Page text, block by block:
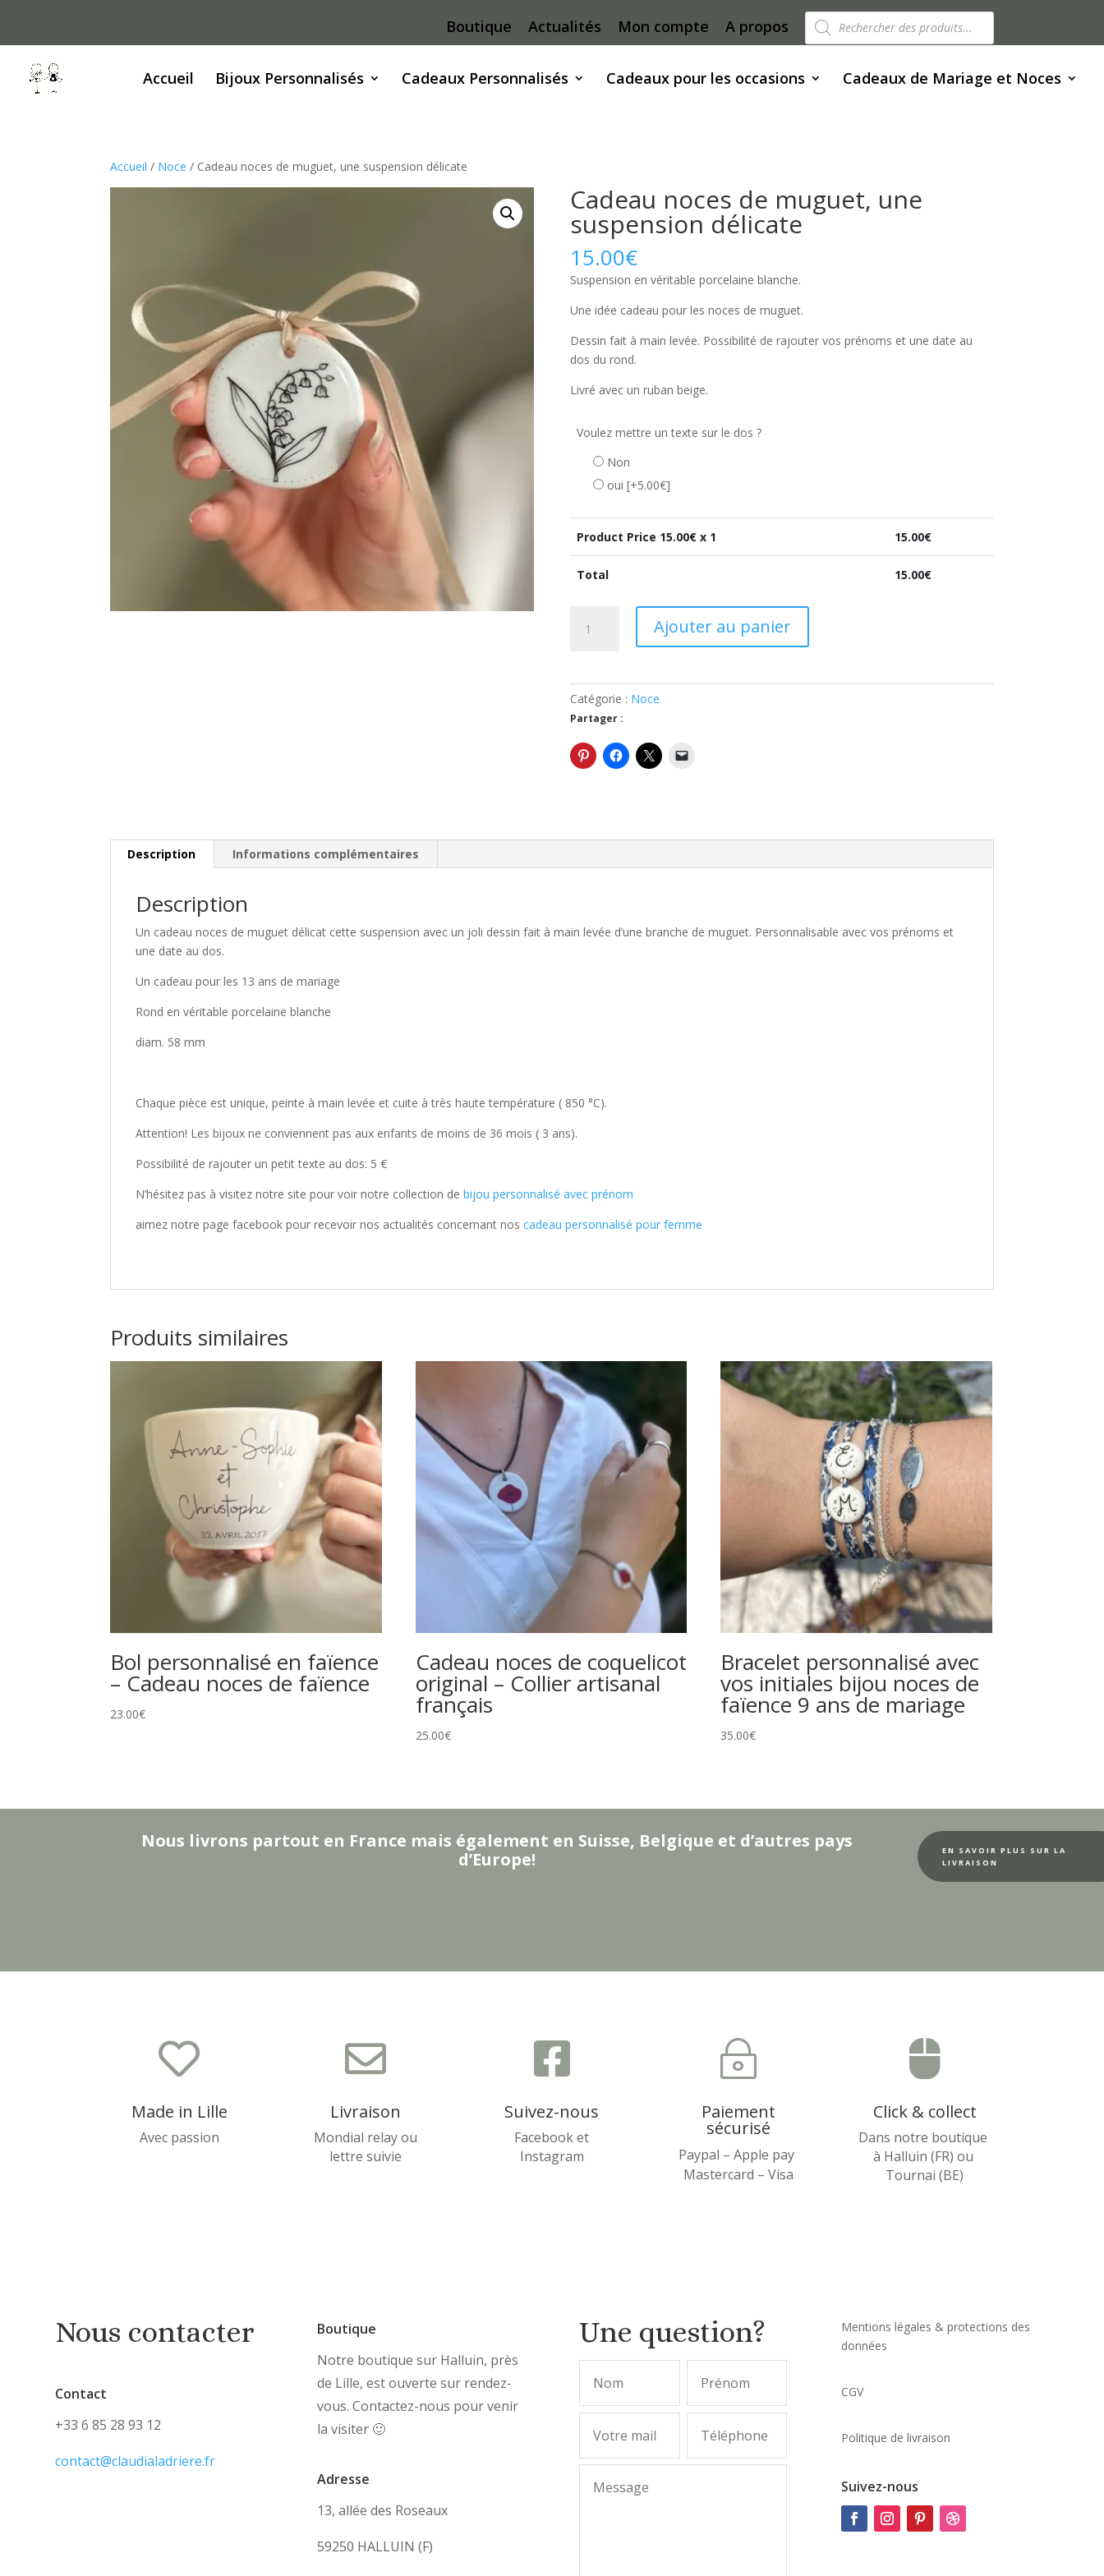
Boutique Actualités Mon compte A propos Recherche
de
produits
Accueil
Bijoux Personnalisés Cadeaux Personnalisés Cadeaux pour les occasions Cadeaux de Mariage et Noces
Accueil / Noce / Cadeau noces de muguet, une suspension délicate
Cadeau noces de muguet, une
suspension délicate
15.00€
Suspension en véritable porcelaine blanche.
Une idée cadeau pour les noces de muguet.
Dessin fait à main levée. Possibilité de rajouter vos prénoms et une date au
dos du rond.
Livré avec un ruban beige.
Voulez mettre un texte sur le dos ?
Non
oui [+5.00€]
Product Price 15.00€ x 1 15.00€
Total 15.00€
muguet,
suspension
délicate
Ajouter au panier
Catégorie : Noce
Partager :
Description Informations complémentaires
Description
Un cadeau noces de muguet délicat cette suspension avec un joli dessin fait à main levée d’une branche de muguet. Personnalisable avec vos prénoms et
une date au dos.
Un cadeau pour les 13 ans de mariage
Rond en véritable porcelaine blanche
diam. 58 mm
Chaque pièce est unique, peinte à main levée et cuite à très haute température ( 850 °C).
Attention! Les bijoux ne conviennent pas aux enfants de moins de 36 mois ( 3 ans).
Possibilité de rajouter un petit texte au dos: 5 €
N’hésitez pas à visitez notre site pour voir notre collection debijou personnalisé avec prénom
aimez notre page facebook pour recevoir nos actualités concernant noscadeau personnalisé pour femme
Produits similaires
Bol personnalisé en faïence
– Cadeau noces de faïence
23.00€
Cadeau noces de coquelicot
original – Collier artisanal
français
25.00€
Bracelet personnalisé avec
vos initiales bijou noces de
faïence 9 ans de mariage
35.00€
Nous livrons partout en France mais également en Suisse, Belgique et d’autres pays
d’Europe!
EN SAVOIR PLUS SUR LA
LIVRAISON

Made in Lille
Avec passion

Livraison
Mondial relay ou
lettre suivie

Suivez-nous
Facebook et
Instagram
~
Paiement
sécurisé
Paypal – Apple pay
Mastercard – Visa

Click & collect
Dans notre boutique
à Halluin (FR) ou
Tournai (BE)
Nous contacter
Contact
+33 6 85 28 93 12
contact@claudialadriere.fr
Boutique
Notre boutique sur Halluin, près
de Lille, est ouverte sur rendez-
vous. Contactez-nous pour venir
la visiter 🙂
Adresse
13, allée des Roseaux
59250 HALLUIN (F)
Une question?
Mentions légales & protections des
données
CGV
Politique de livraison
Suivez-nous